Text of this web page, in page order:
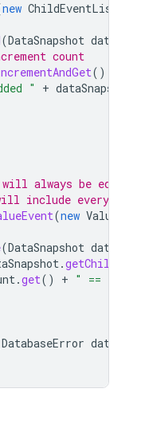
new
(DataSnapshot
count
();
" + dataSnapshot
will always be
include every
(new
(DataSnapshot
.
.get() + " == "
DatabaseError